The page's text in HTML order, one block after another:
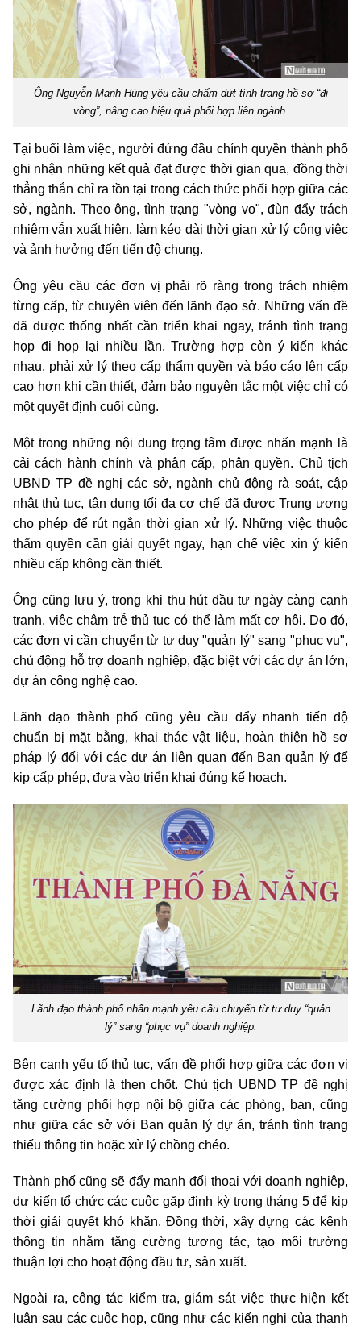
Ông Nguyễn Mạnh Hùng yêu cầu chấm dứt tình trạng hồ sơ “đi
vòng”, nâng cao hiệu quả phối hợp liên ngành.
Tại buổi làm việc, người đứng đầu chính quyền thành phố
ghi nhận những kết quả đạt được thời gian qua, đồng thời
thẳng thắn chỉ ra tồn tại trong cách thức phối hợp giữa các
sở, ngành. Theo ông, tình trạng "vòng vo", đùn đẩy trách
nhiệm vẫn xuất hiện, làm kéo dài thời gian xử lý công việc
và ảnh hưởng đến tiến độ chung.
Ông yêu cầu các đơn vị phải rõ ràng trong trách nhiệm
từng cấp, từ chuyên viên đến lãnh đạo sở. Những vấn đề
đã được thống nhất cần triển khai ngay, tránh tình trạng
họp đi họp lại nhiều lần. Trường hợp còn ý kiến khác
nhau, phải xử lý theo cấp thẩm quyền và báo cáo lên cấp
cao hơn khi cần thiết, đảm bảo nguyên tắc một việc chỉ có
một quyết định cuối cùng.
Một trong những nội dung trọng tâm được nhấn mạnh là
cải cách hành chính và phân cấp, phân quyền. Chủ tịch
UBND TP đề nghị các sở, ngành chủ động rà soát, cập
nhật thủ tục, tận dụng tối đa cơ chế đã được Trung ương
cho phép để rút ngắn thời gian xử lý. Những việc thuộc
thẩm quyền cần giải quyết ngay, hạn chế việc xin ý kiến
nhiều cấp không cần thiết.
Ông cũng lưu ý, trong khi thu hút đầu tư ngày càng cạnh
tranh, việc chậm trễ thủ tục có thể làm mất cơ hội. Do đó,
các đơn vị cần chuyển từ tư duy "quản lý" sang "phục vụ",
chủ động hỗ trợ doanh nghiệp, đặc biệt với các dự án lớn,
dự án công nghệ cao.
Lãnh đạo thành phố cũng yêu cầu đẩy nhanh tiến độ
chuẩn bị mặt bằng, khai thác vật liệu, hoàn thiện hồ sơ
pháp lý đối với các dự án liên quan đến Ban quản lý để
kịp cấp phép, đưa vào triển khai đúng kế hoạch.
Lãnh đạo thành phố nhấn mạnh yêu cầu chuyển từ tư duy “quản
lý” sang “phục vụ” doanh nghiệp.
Bên cạnh yếu tố thủ tục, vấn đề phối hợp giữa các đơn vị
được xác định là then chốt. Chủ tịch UBND TP đề nghị
tăng cường phối hợp nội bộ giữa các phòng, ban, cũng
như giữa các sở với Ban quản lý dự án, tránh tình trạng
thiếu thông tin hoặc xử lý chồng chéo.
Thành phố cũng sẽ đẩy mạnh đối thoại với doanh nghiệp,
dự kiến tổ chức các cuộc gặp định kỳ trong tháng 5 để kịp
thời giải quyết khó khăn. Đồng thời, xây dựng các kênh
thông tin nhằm tăng cường tương tác, tạo môi trường
thuận lợi cho hoạt động đầu tư, sản xuất.
Ngoài ra, công tác kiểm tra, giám sát việc thực hiện kết
luận sau các cuộc họp, cũng như các kiến nghị của thanh